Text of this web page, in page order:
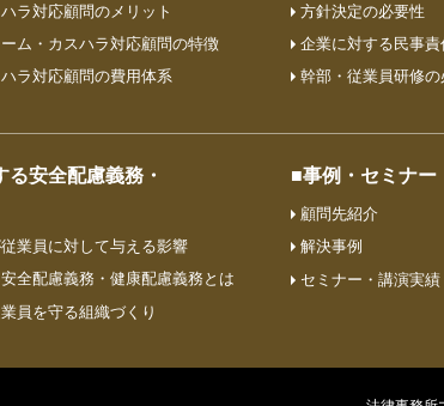
ラ対応顧問のメリット
ム・カスハラ対応顧問の特徴
ラ対応顧問の費⽤体系
方針決定の必要性
企業に対する民事
幹部・従業員研修の
る安全配慮義務・
業員に対して与える影響
全配慮義務・健康配慮義務とは
員を守る組織づくり
■事例・セミナー
顧問先紹介
解決事例
セミナー・講演実績